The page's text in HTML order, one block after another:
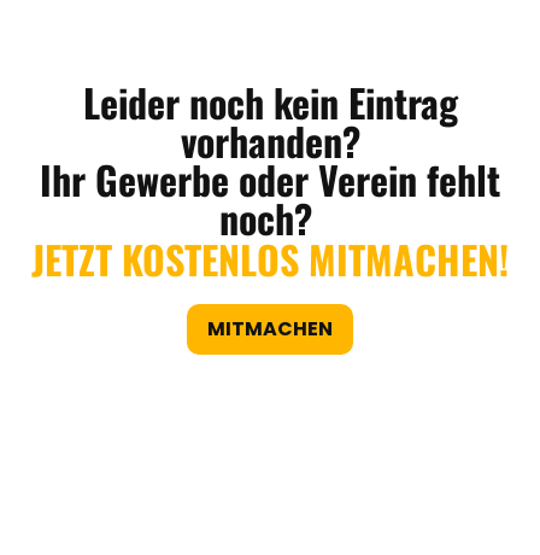
Leider noch kein Eintrag
vorhanden?
Ihr Gewerbe oder Verein fehlt
noch?
JETZT KOSTENLOS MITMACHEN!
MITMACHEN